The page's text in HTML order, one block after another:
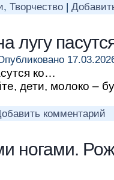
, Творчество |
лугу
ко…
дети, молоко –
комментарий
ногами.